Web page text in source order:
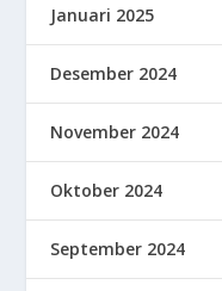
Januari 2025
Desember 2024
November 2024
Oktober 2024
September 2024